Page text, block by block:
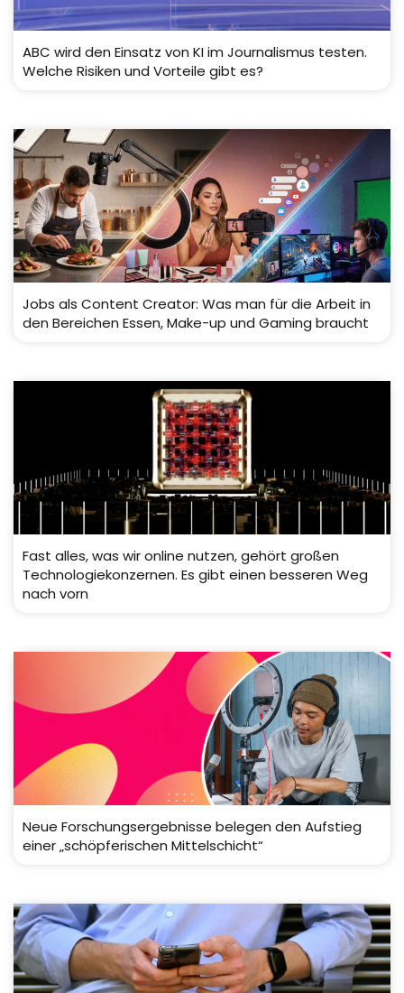
ABC wird den Einsatz von KI im Journalismus testen.
Welche Risiken und Vorteile gibt es?
Jobs als Content Creator: Was man für die Arbeit in
den Bereichen Essen, Make-up und Gaming braucht
Fast alles, was wir online nutzen, gehört großen
Technologiekonzernen. Es gibt einen besseren Weg
nach vorn
Neue Forschungsergebnisse belegen den Aufstieg
einer „schöpferischen Mittelschicht“